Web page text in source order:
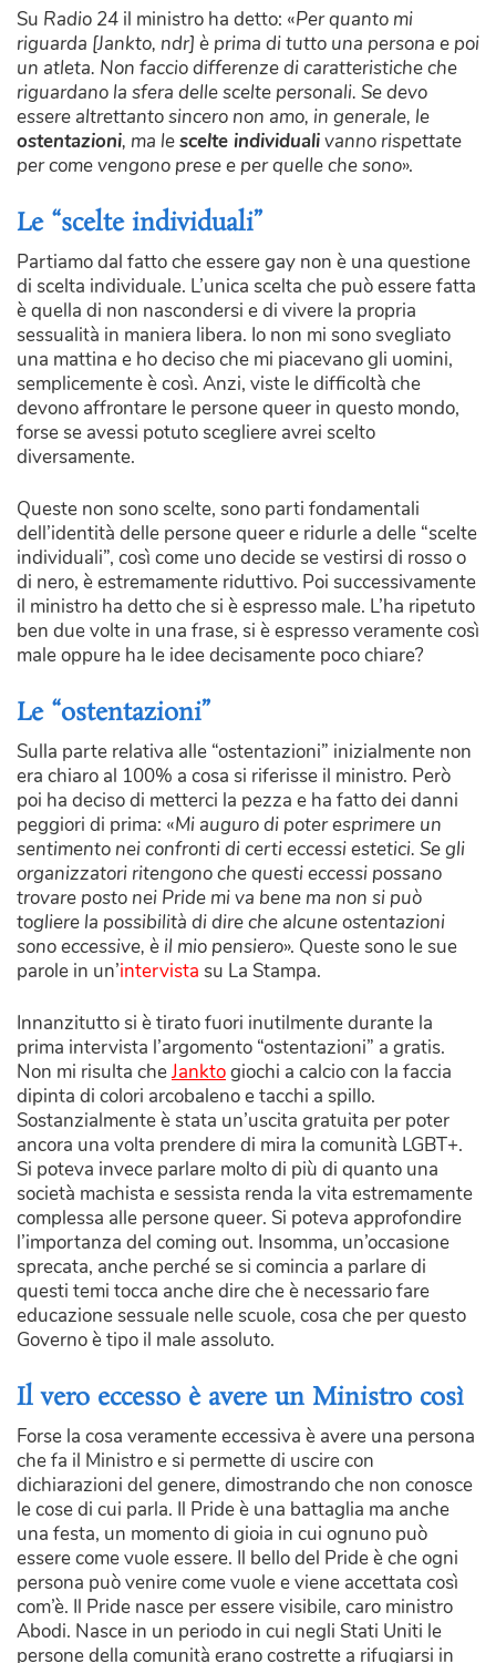
Su Radio 24 il ministro ha detto: «Per quanto mi
riguarda [Jankto, ndr] è prima di tutto una persona e poi
un atleta. Non faccio differenze di caratteristiche che
riguardano la sfera delle scelte personali. Se devo
essere altrettanto sincero non amo, in generale, le
ostentazioni, ma lescelte individualivanno rispettate
per come vengono prese e per quelle che sono».
Le “scelte individuali”
Partiamo dal fatto che essere gay non è una questione
di scelta individuale. L’unica scelta che può essere fatta
è quella di non nascondersi e di vivere la propria
sessualità in maniera libera. Io non mi sono svegliato
una mattina e ho deciso che mi piacevano gli uomini,
semplicemente è così. Anzi, viste le difficoltà che
devono affrontare le persone queer in questo mondo,
forse se avessi potuto scegliere avrei scelto
diversamente.
Queste non sono scelte, sono parti fondamentali
dell’identità delle persone queer e ridurle a delle “scelte
individuali”, così come uno decide se vestirsi di rosso o
di nero, è estremamente riduttivo. Poi successivamente
il ministro ha detto che si è espresso male. L’ha ripetuto
ben due volte in una frase, si è espresso veramente così
male oppure ha le idee decisamente poco chiare?
Le “ostentazioni”
Sulla parte relativa alle “ostentazioni” inizialmente non
era chiaro al 100% a cosa si riferisse il ministro. Però
poi ha deciso di metterci la pezza e ha fatto dei danni
peggiori di prima: «Mi auguro di poter esprimere un
sentimento nei confronti di certi eccessi estetici. Se gli
organizzatori ritengono che questi eccessi possano
trovare posto nei Pride mi va bene ma non si può
togliere la possibilità di dire che alcune ostentazioni
sono eccessive, è il mio pensiero». Queste sono le sue
parole in un’intervista su La Stampa.
Innanzitutto si è tirato fuori inutilmente durante la
prima intervista l’argomento “ostentazioni” a gratis.
Non mi risulta cheJanktogiochi a calcio con la faccia
dipinta di colori arcobaleno e tacchi a spillo.
Sostanzialmente è stata un’uscita gratuita per poter
ancora una volta prendere di mira la comunità LGBT+.
Si poteva invece parlare molto di più di quanto una
società machista e sessista renda la vita estremamente
complessa alle persone queer. Si poteva approfondire
l’importanza del coming out. Insomma, un’occasione
sprecata, anche perché se si comincia a parlare di
questi temi tocca anche dire che è necessario fare
educazione sessuale nelle scuole, cosa che per questo
Governo è tipo il male assoluto.
Il vero eccesso è avere un Ministro così
Forse la cosa veramente eccessiva è avere una persona
che fa il Ministro e si permette di uscire con
dichiarazioni del genere, dimostrando che non conosce
le cose di cui parla. Il Pride è una battaglia ma anche
una festa, un momento di gioia in cui ognuno può
essere come vuole essere. Il bello del Pride è che ogni
persona può venire come vuole e viene accettata così
com’è. Il Pride nasce per essere visibile, caro ministro
Abodi. Nasce in un periodo in cui negli Stati Uniti le
persone della comunità erano costrette a rifugiarsi in